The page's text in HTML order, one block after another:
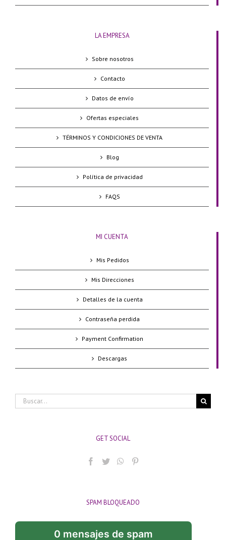
LA EMPRESA
Sobre nosotros
Contacto
Datos de envío
Ofertas especiales
TÉRMINOS Y CONDICIONES DE VENTA
Blog
Política de privacidad
FAQS
MI CUENTA
Mis Pedidos
Mis Direcciones
Detalles de la cuenta
Contraseña perdida
Payment Confirmation
Descargas
Buscar:
GET SOCIAL
SPAM BLOQUEADO
0 mensajes de spam